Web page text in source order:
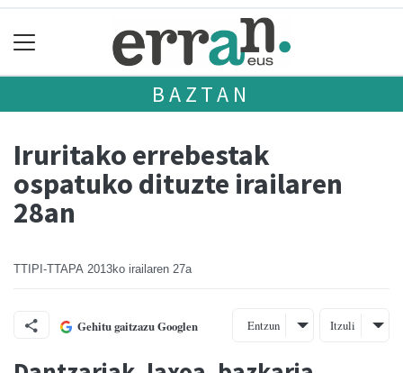
BAZTAN
Iruritako errebestak
ospatuko dituzte irailaren
28an
TTIPI-TTAPA 2013ko irailaren 27a
Gehitu gaitzazu Googlen Entzun Itzuli